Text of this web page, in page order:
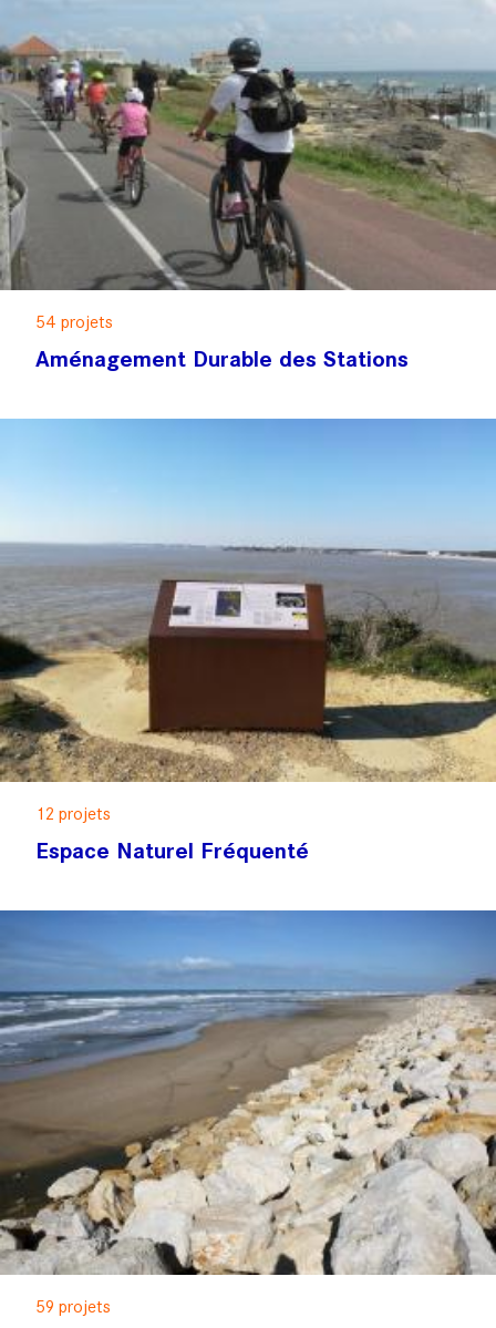
54 projets
Aménagement Durable des Stations
12 projets
Espace Naturel Fréquenté
59 projets